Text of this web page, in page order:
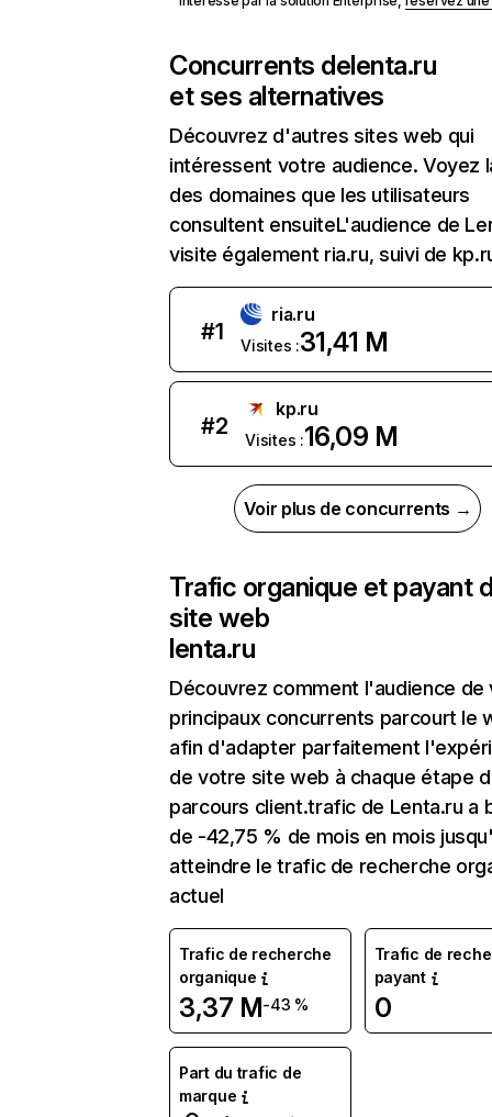
Concurrents delenta.ru
et ses alternatives
Découvrez d'autres sites web qui
intéressent votre audience. Voyez
des domaines que les utilisateurs
consultent ensuiteL'audience de
visite également ria.ru, suivi de
#1
ria.ru
Visites :31,41 M
#2
kp.ru
Visites :16,09 M
Voir plus de concurrents →
Trafic organique et payant
site web
lenta.ru
Découvrez comment l'audience de
principaux concurrents parcourt le
afin d'adapter parfaitement
de votre site web à chaque étape
parcours client.trafic de Lenta.ru a
de -42,75 % de mois en mois
atteindre le trafic de recherche
actuel
Trafic de recherche
organique
3,37 M-43 %
Trafic de
payant
0
Part du trafic de
marque